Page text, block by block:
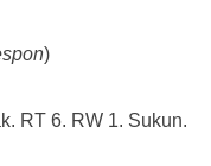
)
RT 6. RW 1. Sukun.